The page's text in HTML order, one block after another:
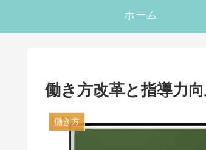
ホーム
働き方改革と指導力
働き方